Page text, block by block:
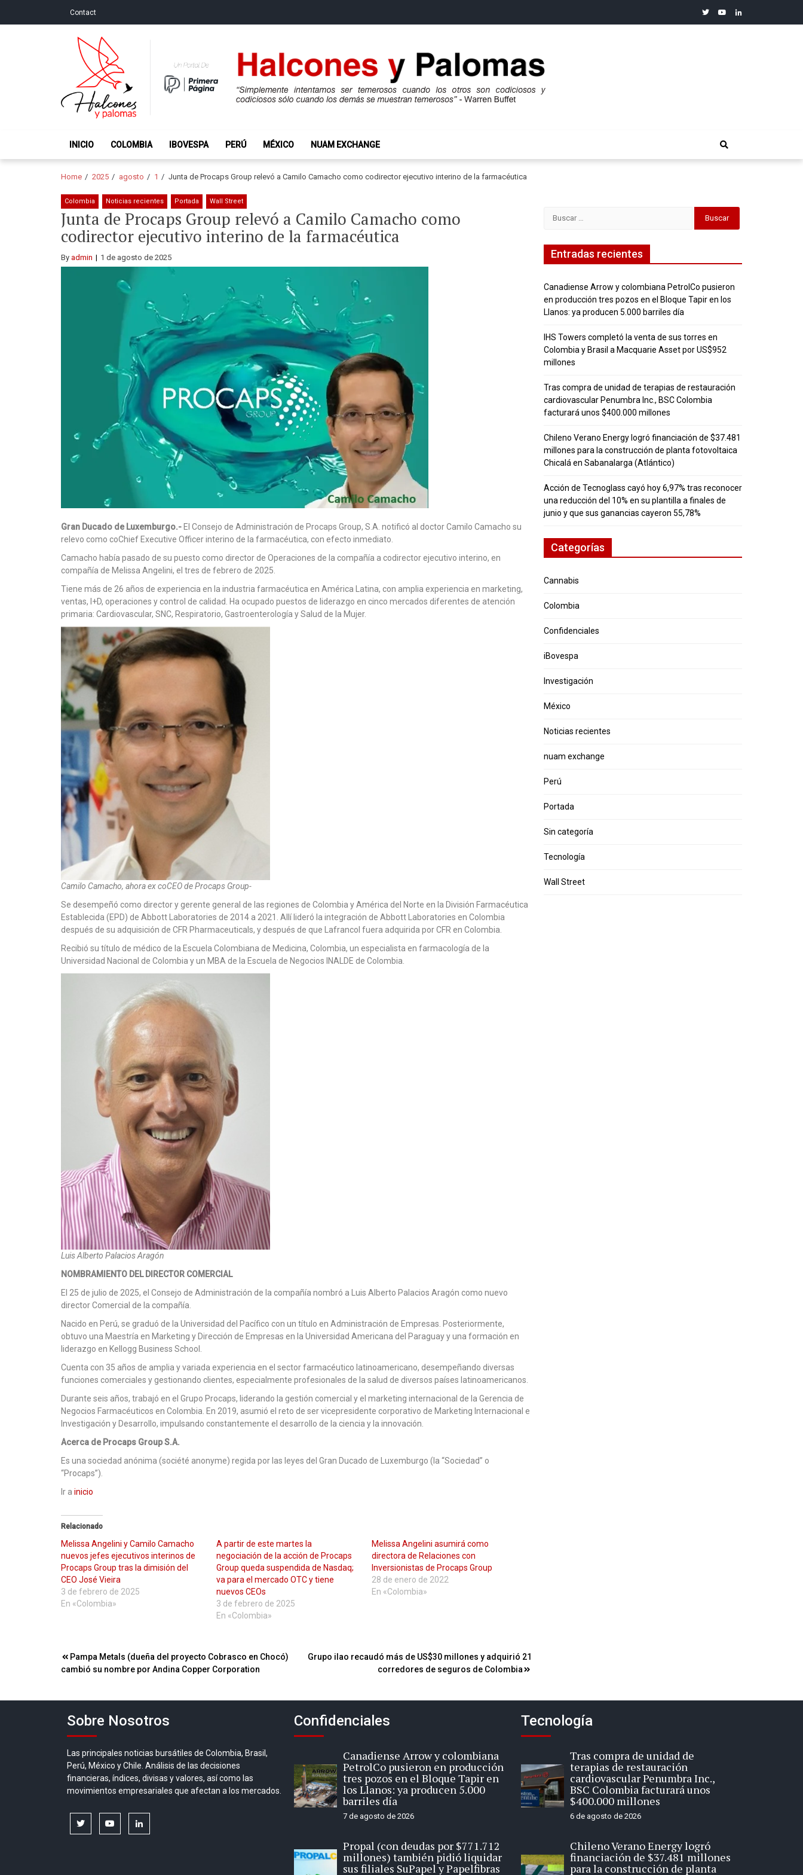
Contact twitteryoutubelinkedin
Halcones y Palomas
INICIO COLOMBIA IBOVESPA PERÚ MÉXICO NUAM EXCHANGE
Home 2025 agosto 1 Junta de Procaps Group relevó a Camilo Camacho como codirector ejecutivo interino de la farmacéutica
Colombia Noticias recientes Portada Wall Street
Junta de Procaps Group relevó a Camilo Camacho como
codirector ejecutivo interino de la farmacéutica
By admin 1 de agosto de 2025
Gran Ducado de Luxemburgo.- El Consejo de Administración de Procaps Group, S.A. notificó al doctor Camilo Camacho su
relevo como coChief Executive Officer interino de la farmacéutica, con efecto inmediato.
Camacho había pasado de su puesto como director de Operaciones de la compañía a codirector ejecutivo interino, en
compañía de Melissa Angelini, el tres de febrero de 2025.
Tiene más de 26 años de experiencia en la industria farmacéutica en América Latina, con amplia experiencia en marketing,
ventas, I+D, operaciones y control de calidad. Ha ocupado puestos de liderazgo en cinco mercados diferentes de atención
primaria: Cardiovascular, SNC, Respiratorio, Gastroenterología y Salud de la Mujer.
Camilo Camacho, ahora ex coCEO de Procaps Group-
Se desempeñó como director y gerente general de las regiones de Colombia y América del Norte en la División Farmacéutica
Establecida (EPD) de Abbott Laboratories de 2014 a 2021. Allí lideró la integración de Abbott Laboratories en Colombia
después de su adquisición de CFR Pharmaceuticals, y después de que Lafrancol fuera adquirida por CFR en Colombia.
Recibió su título de médico de la Escuela Colombiana de Medicina, Colombia, un especialista en farmacología de la
Universidad Nacional de Colombia y un MBA de la Escuela de Negocios INALDE de Colombia.
Luis Alberto Palacios Aragón
NOMBRAMIENTO DEL DIRECTOR COMERCIAL
El 25 de julio de 2025, el Consejo de Administración de la compañía nombró a Luis Alberto Palacios Aragón como nuevo
director Comercial de la compañía.
Nacido en Perú, se graduó de la Universidad del Pacífico con un título en Administración de Empresas. Posteriormente,
obtuvo una Maestría en Marketing y Dirección de Empresas en la Universidad Americana del Paraguay y una formación en
liderazgo en Kellogg Business School.
Cuenta con 35 años de amplia y variada experiencia en el sector farmacéutico latinoamericano, desempeñando diversas
funciones comerciales y gestionando clientes, especialmente profesionales de la salud de diversos países latinoamericanos.
Durante seis años, trabajó en el Grupo Procaps, liderando la gestión comercial y el marketing internacional de la Gerencia de
Negocios Farmacéuticos en Colombia. En 2019, asumió el reto de ser vicepresidente corporativo de Marketing Internacional e
Investigación y Desarrollo, impulsando constantemente el desarrollo de la ciencia y la innovación.
Acerca de Procaps Group S.A.
Es una sociedad anónima (société anonyme) regida por las leyes del Gran Ducado de Luxemburgo (la “Sociedad” o
“Procaps”).
Ir a inicio
Relacionado
Melissa Angelini y Camilo Camacho
nuevos jefes ejecutivos interinos de
Procaps Group tras la dimisión del
CEO José Vieira
3 de febrero de 2025
En «Colombia»
A partir de este martes la
negociación de la acción de Procaps
Group queda suspendida de Nasdaq;
va para el mercado OTC y tiene
nuevos CEOs
3 de febrero de 2025
En «Colombia»
Melissa Angelini asumirá como
directora de Relaciones con
Inversionistas de Procaps Group
28 de enero de 2022
En «Colombia»
Navegación
de
entradas
Pampa Metals (dueña del proyecto Cobrasco en Chocó)
cambió su nombre por Andina Copper Corporation
Grupo ilao recaudó más de US$30 millones y adquirió 21
corredores de seguros de Colombia
Entradas recientes
Canadiense Arrow y colombiana PetrolCo pusieron
en producción tres pozos en el Bloque Tapir en los
Llanos: ya producen 5.000 barriles día
IHS Towers completó la venta de sus torres en
Colombia y Brasil a Macquarie Asset por US$952
millones
Tras compra de unidad de terapias de restauración
cardiovascular Penumbra Inc., BSC Colombia
facturará unos $400.000 millones
Chileno Verano Energy logró financiación de $37.481
millones para la construcción de planta fotovoltaica
Chicalá en Sabanalarga (Atlántico)
Acción de Tecnoglass cayó hoy 6,97% tras reconocer
una reducción del 10% en su plantilla a finales de
junio y que sus ganancias cayeron 55,78%
Categorías
Cannabis
Colombia
Confidenciales
iBovespa
Investigación
México
Noticias recientes
nuam exchange
Perú
Portada
Sin categoría
Tecnología
Wall Street
Sobre Nosotros
Las principales noticias bursátiles de Colombia, Brasil,
Perú, México y Chile. Análisis de las decisiones
financieras, índices, divisas y valores, así como las
movimientos empresariales que afectan a los mercados.
twitter youtubelinkedin
Confidenciales
Canadiense Arrow y colombiana
PetrolCo pusieron en producción
tres pozos en el Bloque Tapir en
los Llanos: ya producen 5.000
barriles día
7 de agosto de 2026
Propal (con deudas por $771.712
millones) también pidió liquidar
sus filiales SuPapel y Papelfibras
Tecnología
Tras compra de unidad de
terapias de restauración
cardiovascular Penumbra Inc.,
BSC Colombia facturará unos
$400.000 millones
6 de agosto de 2026
Chileno Verano Energy logró
financiación de $37.481 millones
para la construcción de planta